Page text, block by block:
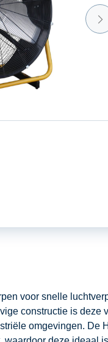
voor snelle
constructie is deze
omgevingen. De